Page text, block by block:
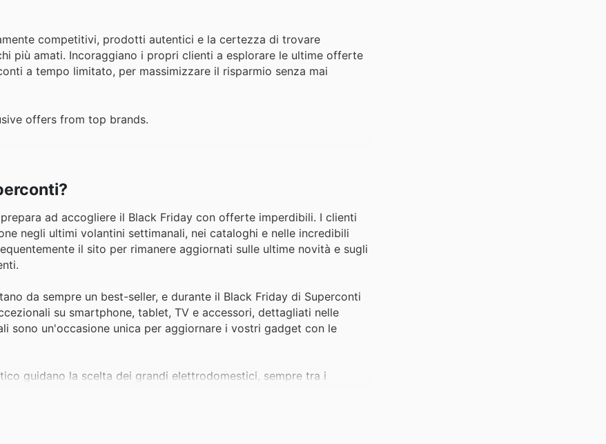
competitivi, prodotti autentici e la certezza di trovare
più amati. Incoraggiano i propri clienti a esplorare le ultime offerte
a tempo limitato, per massimizzare il risparmio senza mai
offers from top brands.
ad accogliere il Black Friday con offerte imperdibili. I clienti
negli ultimi volantini settimanali, nei cataloghi e nelle incredibili
il sito per rimanere aggiornati sulle ultime novità e sugli
da sempre un best-seller, e durante il Black Friday di Superconti
su smartphone, tablet, TV e accessori, dettagliati nelle
sono un'occasione unica per aggiornare i vostri gadget con le
guidano la scelta dei grandi elettrodomestici, sempre tra i
i
ridotti.